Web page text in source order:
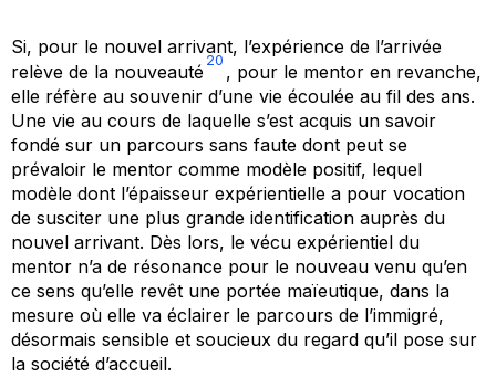
Si, pour le nouvel arrivant, l’expérience de l’arrivée
relève de la nouveauté
20
, pour le mentor en revanche,
elle réfère au souvenir d’une vie écoulée au fil des ans.
Une vie au cours de laquelle s’est acquis un savoir
fondé sur un parcours sans faute dont peut se
prévaloir le mentor comme modèle positif, lequel
modèle dont l’épaisseur expérientielle a pour vocation
de susciter une plus grande identification auprès du
nouvel arrivant. Dès lors, le vécu expérientiel du
mentor n’a de résonance pour le nouveau venu qu’en
ce sens qu’elle revêt une portée maïeutique, dans la
mesure où elle va éclairer le parcours de l’immigré,
désormais sensible et soucieux du regard qu’il pose sur
la société d’accueil.